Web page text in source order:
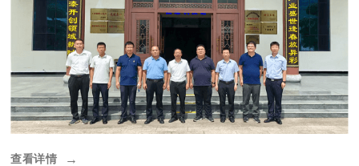
查看详情 →